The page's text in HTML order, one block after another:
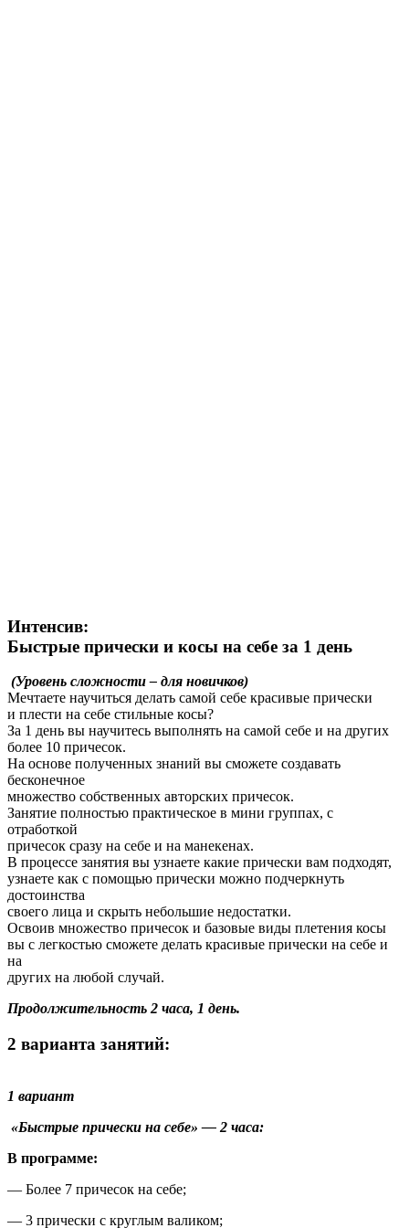
Интенсив:
Быстрые прически и косы на себе за 1 день
(Уровень сложности – для новичков)
Мечтаете научиться делать самой себе красивые прически
и плести на себе стильные косы?
За 1 день вы научитесь выполнять на самой себе и на других
более 10 причесок.
На основе полученных знаний вы сможете создавать
бесконечное
множество собственных авторских причесок.
Занятие полностью практическое в мини группах, с
отработкой
причесок сразу на себе и на манекенах.
В процессе занятия вы узнаете какие прически вам подходят,
узнаете как с помощью прически можно подчеркнуть
достоинства
своего лица и скрыть небольшие недостатки.
Освоив множество причесок и базовые виды плетения косы
вы с легкостью сможете делать красивые прически на себе и
на
других на любой случай.
Продолжительность 2 часа, 1 день.
2 варианта занятий:
1 вариант
«Быстрые прически на себе» — 2 часа:
В программе:
— Более 7 причесок на себе;
— 3 прически с круглым валиком;